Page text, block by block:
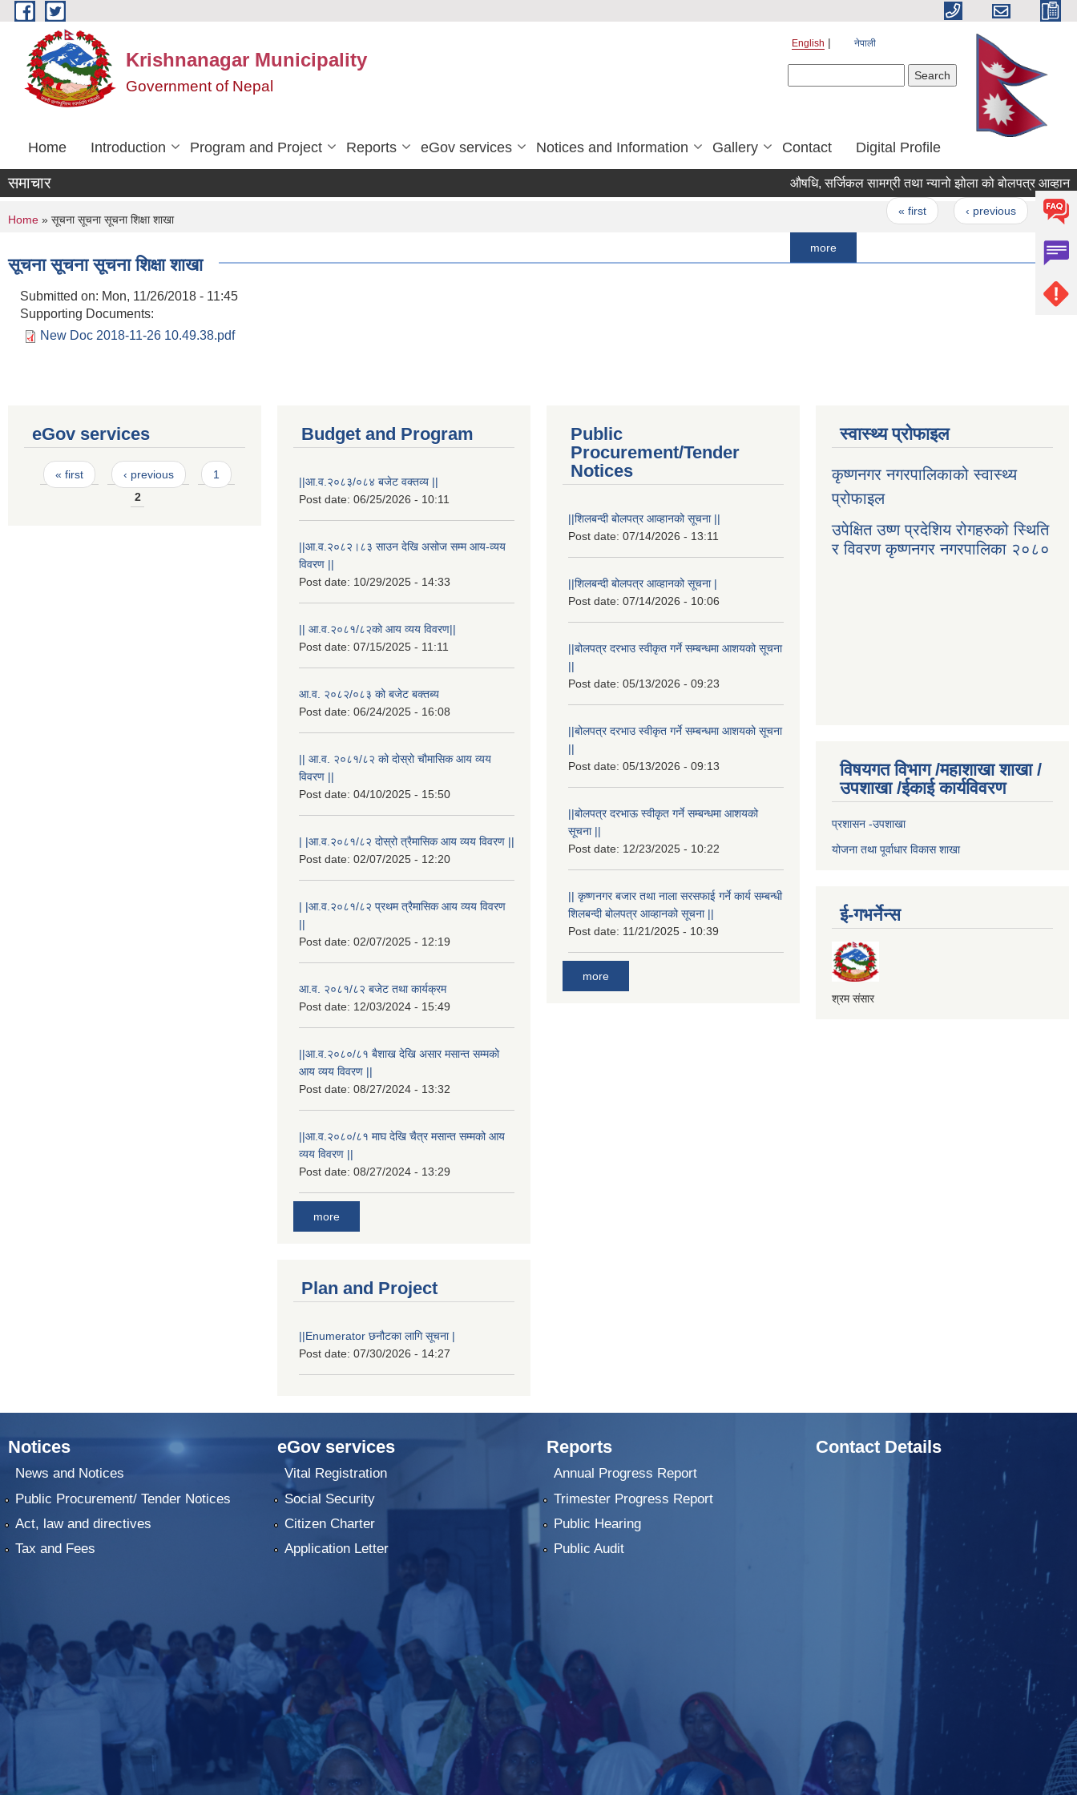
Skip to main content
Krishnanagar Municipality
Government of Nepal
English नेपाली
Home Introduction Program and Project Reports eGov services Notices and Information Gallery Contact Digital Profile
समाचार औषधि, सर्जिकल सामग्री तथा न्यानो झोला को बोलपत्र आव्हान
‹ previous … 108
You are here
Home » सूचना सूचना सूचना शिक्षा शाखा
सूचना सूचना सूचना शिक्षा शाखा
Submitted on: Mon, 11/26/2018 - 11:45
Supporting Documents:
New Doc 2018-11-26 10.49.38.pdf
eGov services
Pages
« first ‹ previous
1
2
Budget and Program
||आ.व.२०८३/०८४ बजेट वक्तव्य ||
Post date: 06/25/2026 - 10:11
||आ.व.२०८२।८३ साउन देखि असोज सम्म आय-व्यय
विवरण ||
Post date: 10/29/2025 - 14:33
|| आ.व.२०८१/८२को आय व्यय विवरण||
Post date: 07/15/2025 - 11:11
आ.व. २०८२/०८३ को बजेट बक्तब्य
Post date: 06/24/2025 - 16:08
|| आ.व. २०८१/८२ को दोस्रो चौमासिक आय व्यय
विवरण ||
Post date: 04/10/2025 - 15:50
| |आ.व.२०८१/८२ दोस्रो त्रैमासिक आय व्यय विवरण ||
Post date: 02/07/2025 - 12:20
| |आ.व.२०८१/८२ प्रथम त्रैमासिक आय व्यय विवरण
||
Post date: 02/07/2025 - 12:19
आ.व. २०८१/८२ बजेट तथा कार्यक्रम
Post date: 12/03/2024 - 15:49
||आ.व.२०८०/८१ बैशाख देखि असार मसान्त सम्मको
आय व्यय विवरण ||
Post date: 08/27/2024 - 13:32
||आ.व.२०८०/८१ माघ देखि चैत्र मसान्त सम्मको आय
व्यय विवरण ||
Post date: 08/27/2024 - 13:29
more
Plan and Project
||Enumerator छनौटका लागि सूचना |
Post date: 07/30/2026 - 14:27
Public
Procurement/Tender
Notices
||शिलबन्दी बोलपत्र आव्हानको सूचना ||
Post date: 07/14/2026 - 13:11
||शिलबन्दी बोलपत्र आव्हानको सूचना |
Post date: 07/14/2026 - 10:06
||बोलपत्र दरभाउ स्वीकृत गर्ने सम्बन्धमा आशयको सूचना
||
Post date: 05/13/2026 - 09:23
||बोलपत्र दरभाउ स्वीकृत गर्ने सम्बन्धमा आशयको सूचना
||
Post date: 05/13/2026 - 09:13
||बोलपत्र दरभाऊ स्वीकृत गर्ने सम्बन्धमा आशयको
सूचना ||
Post date: 12/23/2025 - 10:22
|| कृष्णनगर बजार तथा नाला सरसफाई गर्ने कार्य सम्बन्धी
शिलबन्दी बोलपत्र आव्हानको सूचना ||
Post date: 11/21/2025 - 10:39
more
स्वास्थ्य प्रोफाइल
कृष्णनगर नगरपालिकाको स्वास्थ्य
प्रोफाइल
उपेक्षित उष्ण प्रदेशिय रोगहरुको स्थिति
र विवरण कृष्णनगर नगरपालिका २०८०
विषयगत विभाग /महाशाखा शाखा /
उपशाखा /ईकाई कार्यविवरण
प्रशासन -उपशाखा
योजना तथा पूर्वाधार विकास शाखा
ई-गभर्नेन्स
श्रम संसार
Notices
News and Notices
Public Procurement/ Tender Notices
Act, law and directives
Tax and Fees
eGov services
Vital Registration
Social Security
Citizen Charter
Application Letter
Reports
Annual Progress Report
Trimester Progress Report
Public Hearing
Public Audit
Contact Details